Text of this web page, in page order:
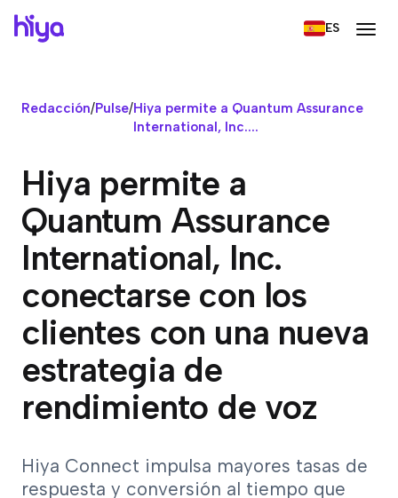
ES
Redacción/Pulse/Hiya permite a Quantum Assurance
International, Inc....
Hiya permite a
Quantum Assurance
International, Inc.
conectarse con los
clientes con una nueva
estrategia de
rendimiento de voz
Hiya Connect impulsa mayores tasas de
respuesta y conversión al tiempo que